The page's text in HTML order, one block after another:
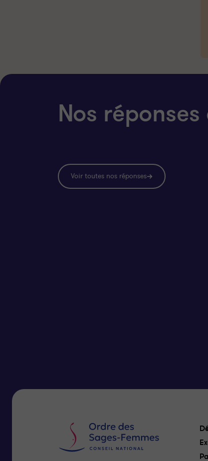
Nos
Voir toutes nos réponses